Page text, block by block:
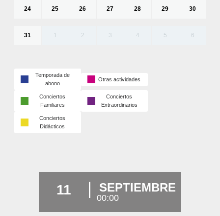
24 25 26 27 28 29 30
31 1 2 3 4 5 6
Temporada de
abono
Otras actividades
Conciertos
Familiares
Conciertos
Extraordinarios
Conciertos
Didácticos
11 SEPTIEMBRE
00:00